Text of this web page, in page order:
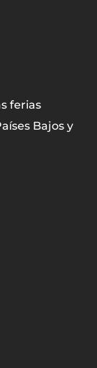
ferias
Bajos y